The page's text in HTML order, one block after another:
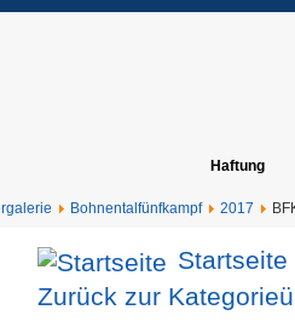
Haftung
Bohnentalfünfkampf 2017
Startseite
Zurück zur